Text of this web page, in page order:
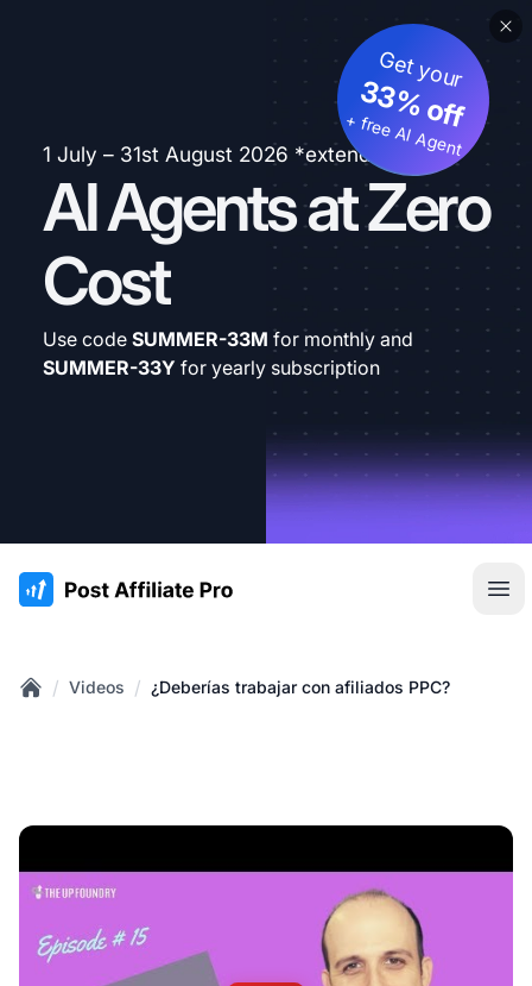
1 July – 31st August 2026 *extended
AI Agents at Zero
Cost
Get your
33% off
+ free AI Agent
Use code SUMMER-33M for monthly and
SUMMER-33Y for yearly subscription
:site.title
/ Videos / ¿Deberías trabajar con afiliados PPC?